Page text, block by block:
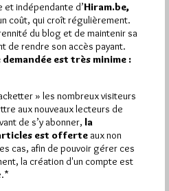
a reçu1 672 visites
(Source : Pirsch.io)
les articles les plus lus du blog ?
indépendante d’Hiram.be,
coût, qui croît régulièrement.
du blog et de maintenir sa
de rendre son accès payant.
demandée est très minime :
» les nombreux visiteurs
aux nouveaux lecteurs de
de s’y abonner, la
est offerte aux non
cas, afin de pouvoir gérer ces
la création d'un compte est